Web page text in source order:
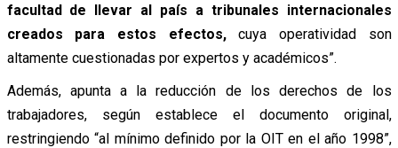
facultad de llevar al país a tribunales internacionales
creados para estos efectos,cuya operatividad son
altamente cuestionadas por expertos y académicos”.
Además, apunta a la reducción de los derechos de los
trabajadores, según establece el documento original,
restringiendo “al mínimo definido por la OIT en el año 1998”,